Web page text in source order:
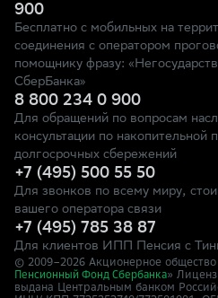
900
Бесплатно с мобильных на
соединения с оператором
помощнику фразу:
СберБанка»
8 800 234 0 900
Для обращений по вопросам
консультации по накопительной
долгосрочных сбережений
+7 (495) 500 55 50
Для звонков по всему миру,
вашего оператора связи
+7 (495) 785 38 87
Для клиентов ИПП Пенсия с
© 2009–2026 Акционерное общество
Пенсионный Фонд Сбербанка»
выдана Центральным банком